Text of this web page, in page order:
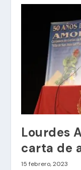
Lourdes
carta de
15 febrero, 2023